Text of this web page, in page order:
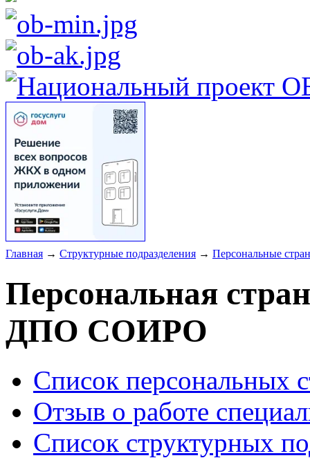
Главная → Структурные подразделения → Персональные
Персональная
ДПО СОИРО
Список персональных
Отзыв о работе
Список структурных